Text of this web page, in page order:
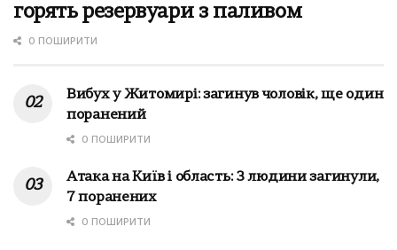
горять резервуари з паливом
0 ПОШИРИТИ
Вибух у Житомирі: загинув чоловік, ще один
поранений
0 ПОШИРИТИ
Атака на Київ і область: 3 людини загинули,
7 поранених
0 ПОШИРИТИ